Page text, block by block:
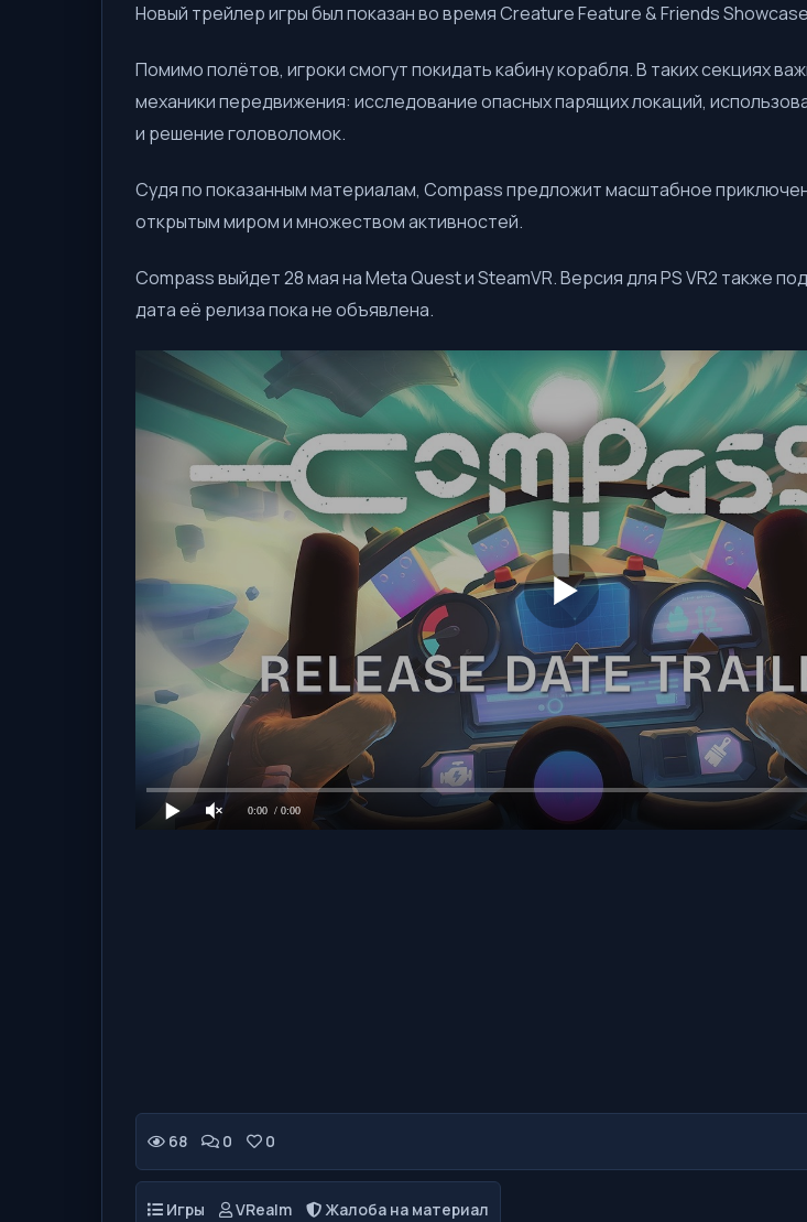
Новый трейлер игры был показан во время Creature Feature & Friends
Помимо полётов, игроки смогут покидать кабину корабля. В таких секциях
механики передвижения: исследование опасных парящих локаций,
и решение головоломок.
Судя по показанным материалам, Compass предложит масштабное
открытым миром и множеством активностей.
Compass выйдет 28 мая на Meta Quest и SteamVR. Версия для PS VR2 также
дата её релиза пока не объявлена.
0:00 / 0:00
68 0 0
Игры VRealm Жалоба на материал